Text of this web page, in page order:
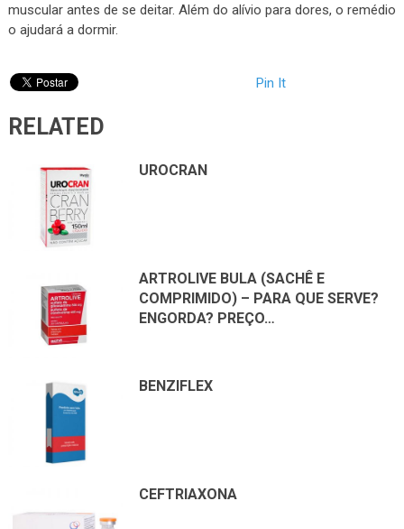
muscular antes de se deitar. Além do alívio para dores, o remédio
o ajudará a dormir.
Pin It
RELATED
UROCRAN
ARTROLIVE BULA (SACHÊ E
COMPRIMIDO) – PARA QUE SERVE?
ENGORDA? PREÇO…
BENZIFLEX
CEFTRIAXONA